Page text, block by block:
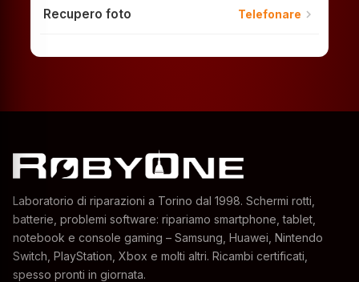
Recupero foto Telefonare chevron_right
Laboratorio di riparazioni a Torino dal 1998. Schermi rotti,
batterie, problemi software: ripariamo smartphone, tablet,
notebook e console gaming – Samsung, Huawei, Nintendo
Switch, PlayStation, Xbox e molti altri. Ricambi certificati,
spesso pronti in giornata.